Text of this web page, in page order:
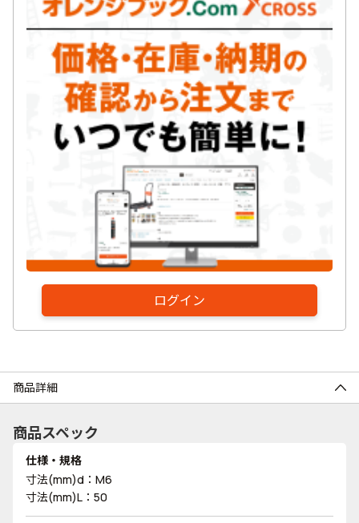
ログイン
商品詳細
商品スペック
仕様・規格
寸法(mm)d：M6
寸法(mm)L：50